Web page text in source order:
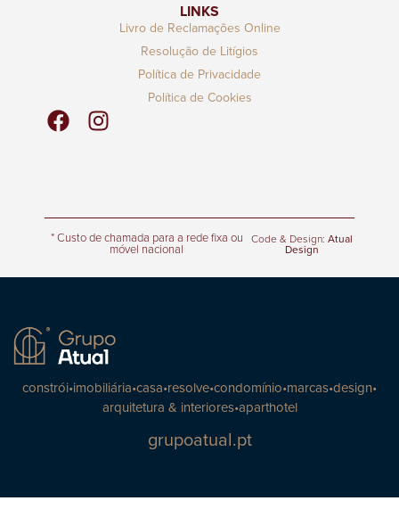
LINKS
Livro de Reclamações Online
Resolução de Litígios
Política de Privacidade
Política de Cookies
* Custo de chamada para a rede fixa ou
móvel nacional
Code & Design: Atual
Design
constrói•imobiliária•casa•resolve•condomínio•marcas•design•
arquitetura & interiores•aparthotel
grupoatual.pt